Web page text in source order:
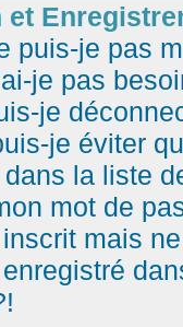
et
puis-je pas
je pas
je
je éviter
la liste
mot de
mais